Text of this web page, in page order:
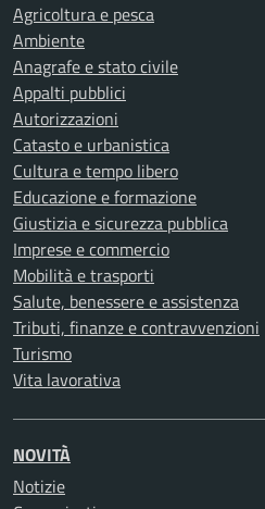
Agricoltura e pesca
Ambiente
Anagrafe e stato civile
Appalti pubblici
Autorizzazioni
Catasto e urbanistica
Cultura e tempo libero
Educazione e formazione
Giustizia e sicurezza pubblica
Imprese e commercio
Mobilità e trasporti
Salute, benessere e assistenza
Tributi, finanze e contravvenzioni
Turismo
Vita lavorativa
NOVITÀ
Notizie